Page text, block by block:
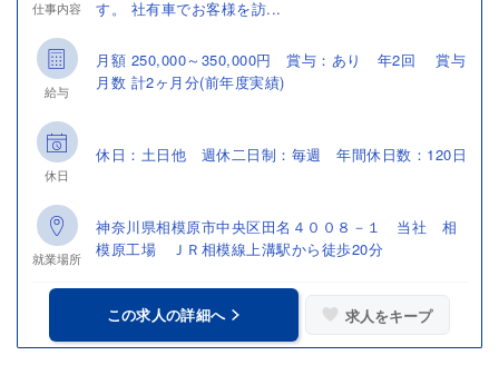
仕事内容
す。 社有車でお客様を訪...
給与
月額 250,000～350,000円 賞与：あり 年2回 賞与
月数 計2ヶ月分(前年度実績)
休日
休日：土日他 週休二日制：毎週 年間休日数：120日
就業場所
神奈川県相模原市中央区田名４００８－１ 当社 相
模原工場 ＪＲ相模線上溝駅から徒歩20分
この求人の詳細へ 求人をキープ